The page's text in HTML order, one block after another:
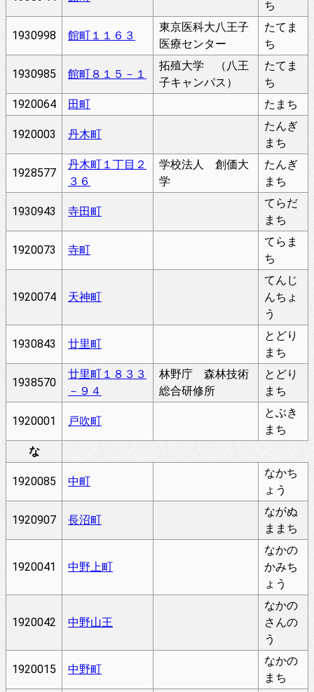
ち
1930998 館町１１６３
東京医科大八王子
医療センター
たてま
ち
1930985 館町８１５－１
拓殖大学 （八王
子キャンパス）
たてま
ち
1920064
田町 たまち
1920003 丹木町
たんぎ
まち
1928577
丹木町１丁目２
３６
学校法人 創価大
学
たんぎ
まち
1930943 寺田町
てらだ
まち
1920073 寺町
てらま
ち
1920074 天神町
てんじ
んちょ
う
1930843 廿里町
とどり
まち
1938570
廿里町１８３３
－９４
林野庁 森林技術
総合研修所
とどり
まち
1920001 戸吹町
とぶき
まち
な
1920085 中町
なかち
ょう
1920907 長沼町
ながぬ
ままち
1920041 中野上町
なかの
かみち
ょう
1920042 中野山王
なかの
さんの
う
1920015 中野町
なかの
まち